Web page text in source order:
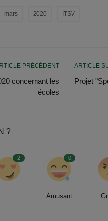
mars 2020 ITSV
PRÉCÉDENT
concernant les
écoles
ARTICLE
Projet
?
2 0
Amusant